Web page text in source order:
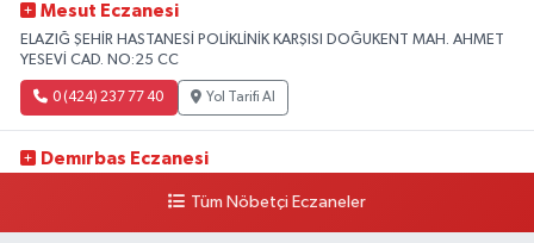
Mesut Eczanesi
ELAZIĞ ŞEHİR HASTANESİ POLİKLİNİK KARŞISI DOĞUKENT MAH. AHMET
YESEVİ CAD. NO:25 CC
0 (424) 237 77 40 Yol Tarifi Al
Demırbas Eczanesi
Tüm Nöbetçi Eczaneler